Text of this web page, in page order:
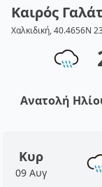
Καιρός
Χαλκιδική, 40.4656N
Ανατολή
Κυρ
09 Αυγ